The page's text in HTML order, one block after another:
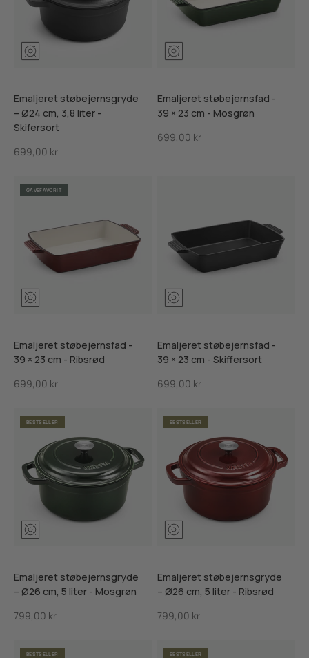
Mosgrøn Skifersort
Emaljeret støbejernsgryde
– Ø24 cm, 3,8 liter -
Skifersort
Salgspris
699,00 kr
Emaljeret støbejernsfad -
39 × 23 cm - Mosgrøn
Salgspris
699,00 kr
GAVEFAVORIT
Skiffersort
Emaljeret støbejernsfad -
39 × 23 cm - Ribsrød
Salgspris
699,00 kr
Emaljeret støbejernsfad -
39 × 23 cm - Skiffersort
Salgspris
699,00 kr
BESTSELLER
Mosgrøn Skifersort
Emaljeret støbejernsgryde
– Ø26 cm, 5 liter - Mosgrøn
Salgspris
799,00 kr
BESTSELLER
Mosgrøn
Emaljeret støbejernsgryde
– Ø26 cm, 5 liter - Ribsrød
Salgspris
799,00 kr
BESTSELLER BESTSELLER